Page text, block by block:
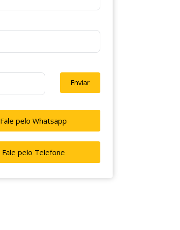
Enviar
Fale pelo Whatsapp
Fale pelo Telefone